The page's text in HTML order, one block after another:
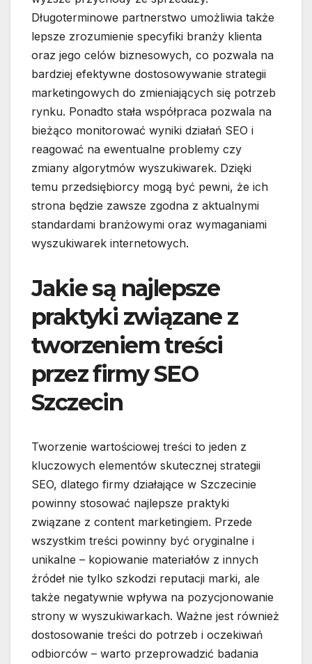
Długoterminowe partnerstwo umożliwia także
lepsze zrozumienie specyfiki branży klienta
oraz jego celów biznesowych, co pozwala na
bardziej efektywne dostosowywanie strategii
marketingowych do zmieniających się potrzeb
rynku. Ponadto stała współpraca pozwala na
bieżąco monitorować wyniki działań SEO i
reagować na ewentualne problemy czy
zmiany algorytmów wyszukiwarek. Dzięki
temu przedsiębiorcy mogą być pewni, że ich
strona będzie zawsze zgodna z aktualnymi
standardami branżowymi oraz wymaganiami
wyszukiwarek internetowych.
Jakie są najlepsze
praktyki związane z
tworzeniem treści
przez firmy SEO
Szczecin
Tworzenie wartościowej treści to jeden z
kluczowych elementów skutecznej strategii
SEO, dlatego firmy działające w Szczecinie
powinny stosować najlepsze praktyki
związane z content marketingiem. Przede
wszystkim treści powinny być oryginalne i
unikalne – kopiowanie materiałów z innych
źródeł nie tylko szkodzi reputacji marki, ale
także negatywnie wpływa na pozycjonowanie
strony w wyszukiwarkach. Ważne jest również
dostosowanie treści do potrzeb i oczekiwań
odbiorców – warto przeprowadzić badania